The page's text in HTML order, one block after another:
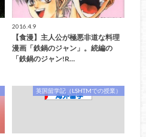
2016.4.9
【食漫】主人公が極悪非道な料理
漫画「鉄鍋のジャン」。続編の
「鉄鍋のジャン!R…
英国留学記（LSHTMでの授業）